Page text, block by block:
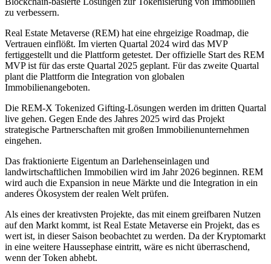
zu verbessern.
Real Estate Metaverse (REM) hat eine ehrgeizige Roadmap, die
Vertrauen einflößt. Im vierten Quartal 2024 wird das MVP
fertiggestellt und die Plattform getestet. Der offizielle Start des REM
MVP ist für das erste Quartal 2025 geplant. Für das zweite Quartal
plant die Plattform die Integration von globalen
Immobilienangeboten.
Die REM-X Tokenized Gifting-Lösungen werden im dritten Quartal
live gehen. Gegen Ende des Jahres 2025 wird das Projekt
strategische Partnerschaften mit großen Immobilienunternehmen
eingehen.
Das fraktionierte Eigentum an Darlehenseinlagen und
landwirtschaftlichen Immobilien wird im Jahr 2026 beginnen. REM
wird auch die Expansion in neue Märkte und die Integration in ein
anderes Ökosystem der realen Welt prüfen.
Als eines der kreativsten Projekte, das mit einem greifbaren Nutzen
auf den Markt kommt, ist Real Estate Metaverse ein Projekt, das es
wert ist, in dieser Saison beobachtet zu werden. Da der Kryptomarkt
in eine weitere Haussephase eintritt, wäre es nicht überraschend,
wenn der Token abhebt.